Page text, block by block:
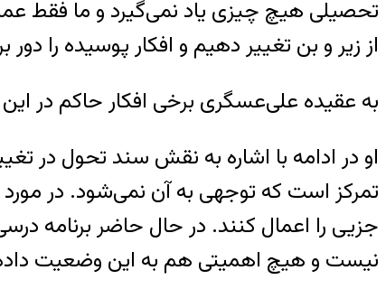
تحصیلی هیچ چیزی یاد نمی‌گیرد و ما فقط
از زیر و بن تغییر دهیم و افکار پوسیده را دور
به عقیده علی‌عسگری برخی افکار حاکم در این
او در ادامه با اشاره به نقش سند تحول در
تمرکز است که توجهی به آن نمی‌شود. در مورد
جزیی را اعمال کنند. در حال حاضر برنامه
نیست و هیچ اهمیتی هم به این وضعیت